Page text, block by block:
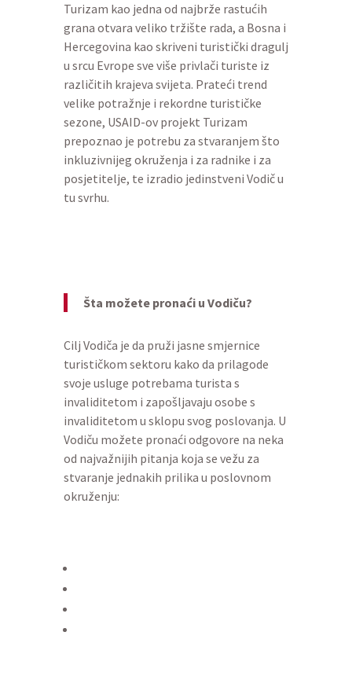
Turizam kao jedna od najbrže rastućih
grana otvara veliko tržište rada, a Bosna i
Hercegovina kao skriveni turistički dragulj
u srcu Evrope sve više privlači turiste iz
različitih krajeva svijeta. Prateći trend
velike potražnje i rekordne turističke
sezone, USAID-ov projekt Turizam
prepoznao je potrebu za stvaranjem što
inkluzivnijeg okruženja i za radnike i za
posjetitelje, te izradio jedinstveni Vodič u
tu svrhu.
Šta možete pronaći u Vodiču?
Cilj Vodiča je da pruži jasne smjernice
turističkom sektoru kako da prilagode
svoje usluge potrebama turista s
invaliditetom i zapošljavaju osobe s
invaliditetom u sklopu svog poslovanja. U
Vodiču možete pronaći odgovore na neka
od najvažnijih pitanja koja se vežu za
stvaranje jednakih prilika u poslovnom
okruženju: